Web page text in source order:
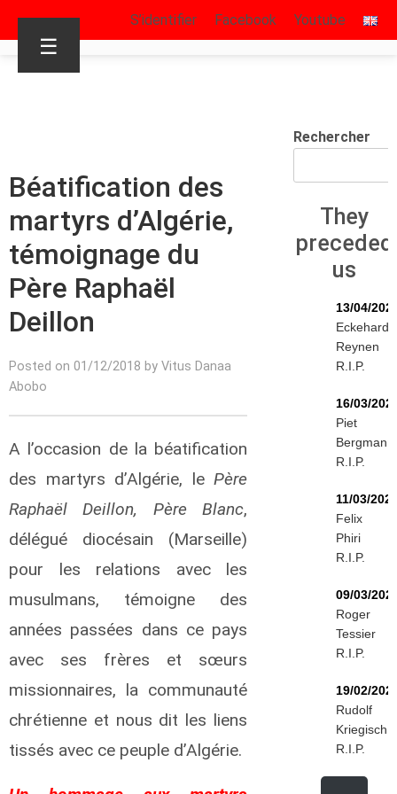
S’identifier Facebook Youtube
☰
Béatification des
martyrs d’Algérie,
témoignage du
Père Raphaël
Deillon
Posted on 01/12/2018 by Vitus Danaa
Abobo
A l’occasion de la béatification
des martyrs d’Algérie, lePère
Raphaël Deillon, Père Blanc,
délégué diocésain (Marseille)
pour les relations avec les
musulmans, témoigne des
années passées dans ce pays
avec ses frères et sœurs
missionnaires, la communauté
chrétienne et nous dit les liens
tissés avec ce peuple d’Algérie.
Rechercher
They
preceded
us
13/04/
Eckehard
Reynen
R.I.P.
16/03/
Piet
Bergmann
R.I.P.
11/03/
Felix
Phiri
R.I.P.
09/03/
Roger
Tessier
R.I.P.
19/02/
Rudolf
Kriegisch
R.I.P.